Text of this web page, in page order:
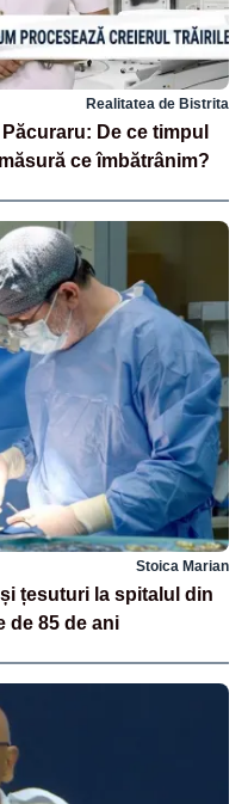
Realitatea de Bistrita
De ce timpul
ce îmbătrânim?
Stoica Marian
țesuturi la spitalul din
de 85 de ani